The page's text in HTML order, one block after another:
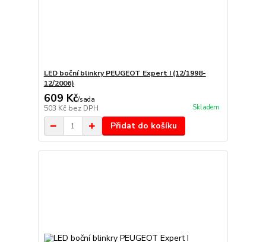
LED boční blinkry PEUGEOT Expert I (12/1998-
12/2006)
609 Kč/sada
503 Kč bez DPH Skladem
Přidat do košíku